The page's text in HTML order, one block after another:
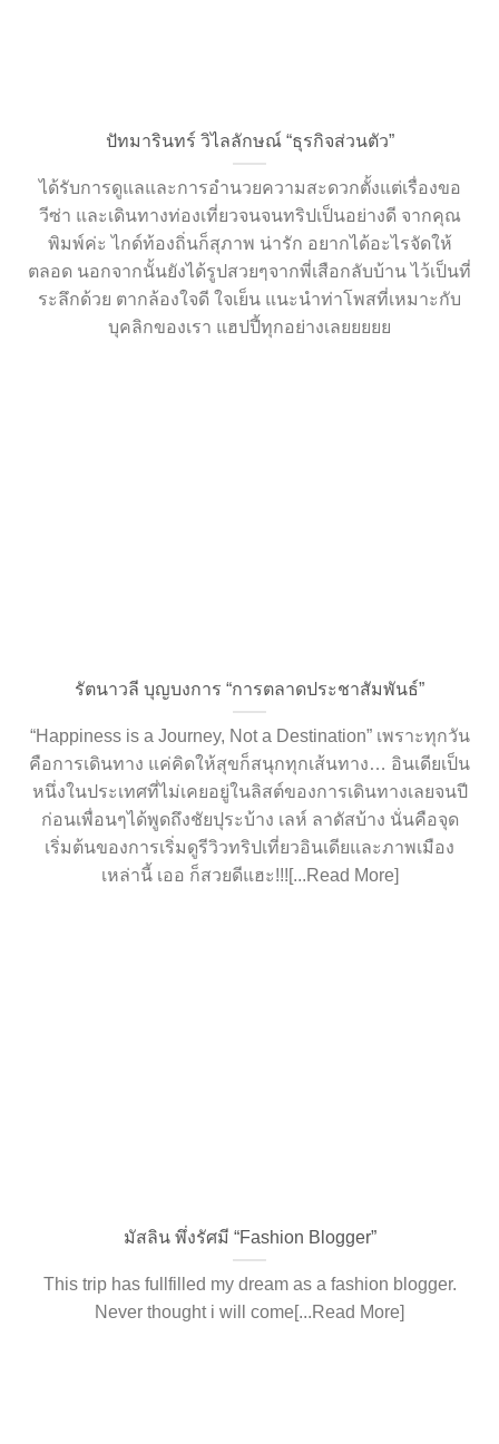
ปัทมารินทร์ วิไลลักษณ์ “ธุรกิจส่วนตัว”
ได้รับการดูแลและการอำนวยความสะดวกตั้งแต่เรื่องขอ
วีซ่า และเดินทางท่องเที่ยวจนจนทริปเป็นอย่างดี จากคุณ
พิมพ์ค่ะ ไกด์ท้องถิ่นก็สุภาพ น่ารัก อยากได้อะไรจัดให้
ตลอด นอกจากนั้นยังได้รูปสวยๆจากพี่เสือกลับบ้าน ไว้เป็นที่
ระลึกด้วย ตากล้องใจดี ใจเย็น แนะนำท่าโพสที่เหมาะกับ
บุคลิกของเรา แฮปปี้ทุกอย่างเลยยยยย
รัตนาวลี บุญบงการ “การตลาดประชาสัมพันธ์”
“Happiness is a Journey, Not a Destination” เพราะทุกวัน
คือการเดินทาง แค่คิดให้สุขก็สนุกทุกเส้นทาง… อินเดียเป็น
หนึ่งในประเทศที่ไม่เคยอยู่ในลิสต์ของการเดินทางเลยจนปี
ก่อนเพื่อนๆได้พูดถึงชัยปุระบ้าง เลห์ ลาดัสบ้าง นั่นคือจุด
เริ่มต้นของการเริ่มดูรีวิวทริปเที่ยวอินเดียและภาพเมือง
เหล่านี้ เออ ก็สวยดีแฮะ!!![...Read More]
มัสลิน พึ่งรัศมี “Fashion Blogger”
This trip has fullfilled my dream as a fashion blogger.
Never thought i will come[...Read More]